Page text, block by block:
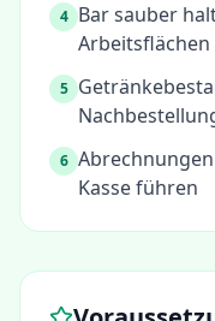
4 Bar sauber
5
6
Kasse führen